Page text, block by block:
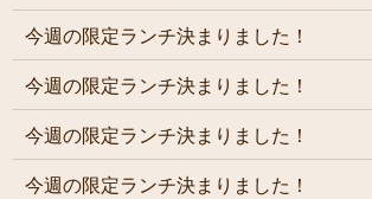
今週の限定ランチ決まりました！
今週の限定ランチ決まりました！
今週の限定ランチ決まりました！
今週の限定ランチ決まりました！